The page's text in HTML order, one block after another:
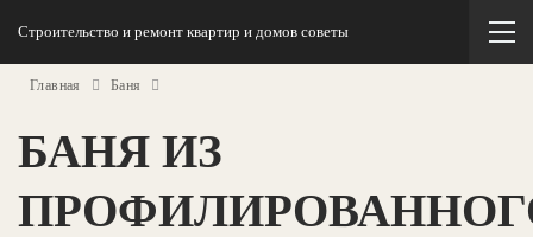
Строительство и ремонт квартир и домов советы
Главная Баня
БАНЯ ИЗ